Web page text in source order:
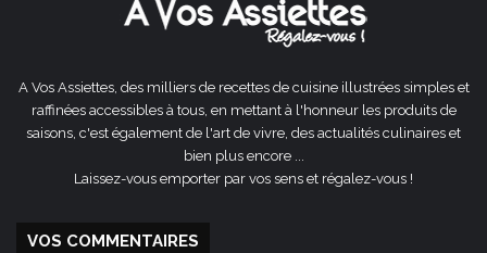
A Vos Assiettes, des milliers de recettes de cuisine illustrées simples et
raffinées accessibles à tous, en mettant à l'honneur les produits de
saisons, c'est également de l'art de vivre, des actualités culinaires et
bien plus encore ...
Laissez-vous emporter par vos sens et régalez-vous !
VOS COMMENTAIRES